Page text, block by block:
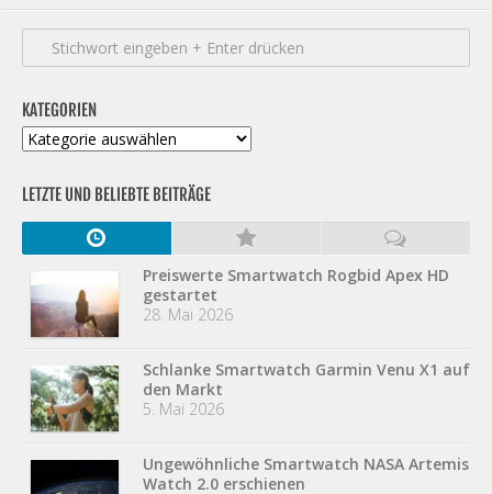
KATEGORIEN
Kategorien
LETZTE UND BELIEBTE BEITRÄGE
Preiswerte Smartwatch Rogbid Apex HD
gestartet
28. Mai 2026
Schlanke Smartwatch Garmin Venu X1 auf
den Markt
5. Mai 2026
Ungewöhnliche Smartwatch NASA Artemis
Watch 2.0 erschienen